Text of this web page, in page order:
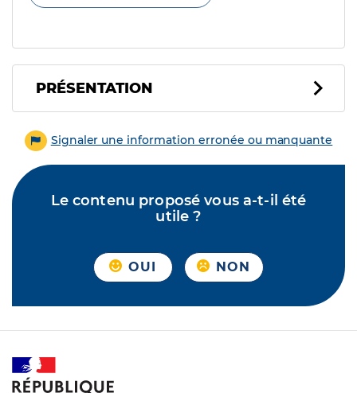
PRÉSENTATION
Signaler une information erronée ou manquante
Le contenu proposé vous a-t-il été
utile ?
OUI NON